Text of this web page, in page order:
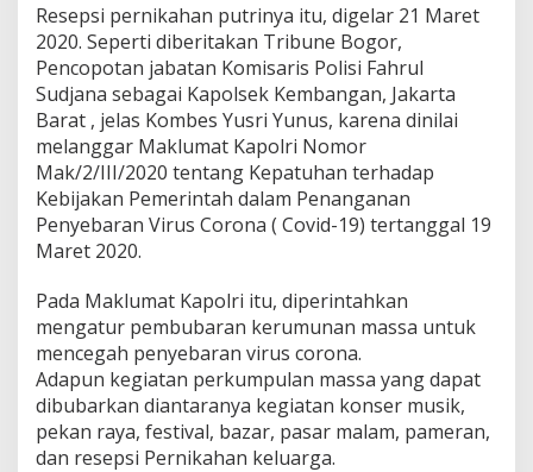
Resepsi pernikahan putrinya itu, digelar 21 Maret
2020. Seperti diberitakan Tribune Bogor,
Pencopotan jabatan Komisaris Polisi Fahrul
Sudjana sebagai Kapolsek Kembangan, Jakarta
Barat , jelas Kombes Yusri Yunus, karena dinilai
melanggar Maklumat Kapolri Nomor
Mak/2/III/2020 tentang Kepatuhan terhadap
Kebijakan Pemerintah dalam Penanganan
Penyebaran Virus Corona ( Covid-19) tertanggal 19
Maret 2020.
Pada Maklumat Kapolri itu, diperintahkan
mengatur pembubaran kerumunan massa untuk
mencegah penyebaran virus corona.
Adapun kegiatan perkumpulan massa yang dapat
dibubarkan diantaranya kegiatan konser musik,
pekan raya, festival, bazar, pasar malam, pameran,
dan resepsi Pernikahan keluarga.